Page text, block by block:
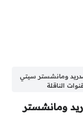
ومانشستر سيتي
ومانشستر